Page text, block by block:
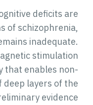
deficits are
of schizophrenia,
inadequate.
stimulation
that enables non-
deep layers of the
evidence